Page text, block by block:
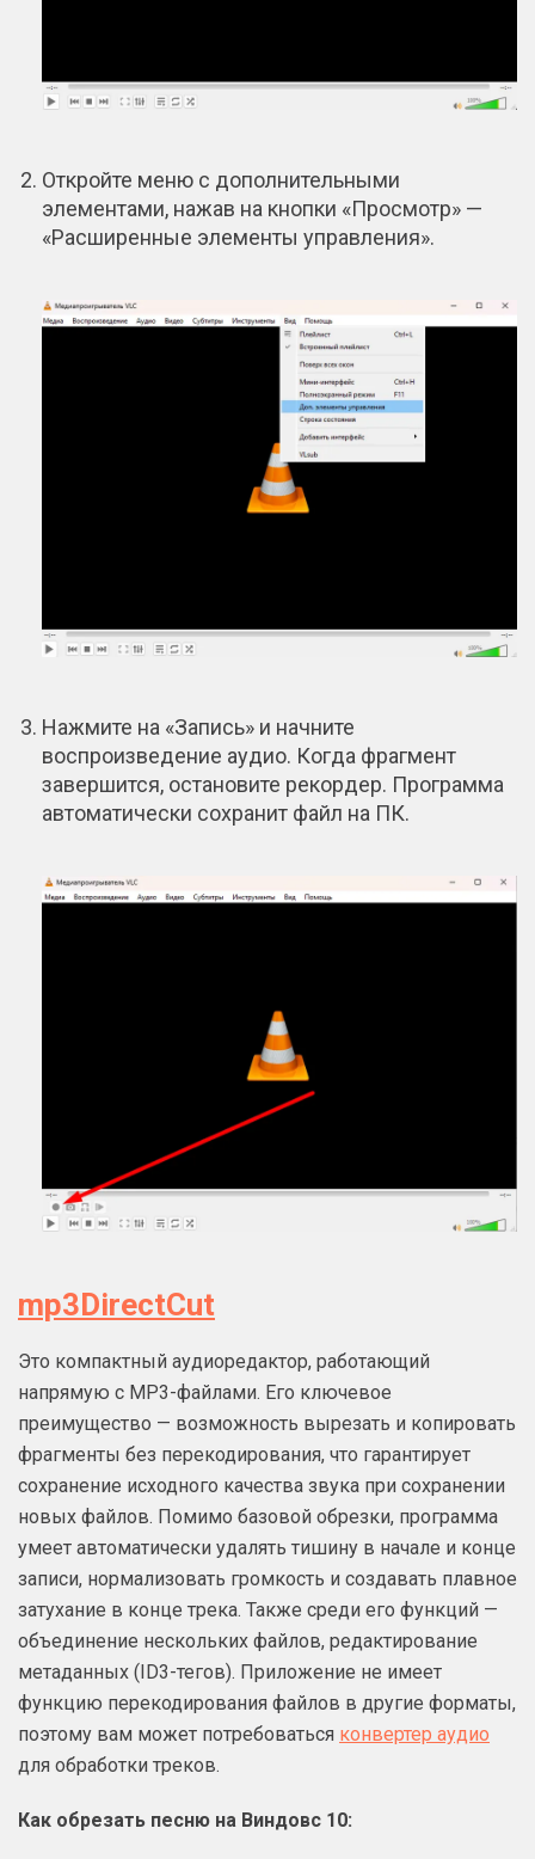
Откройте меню с дополнительными
элементами, нажав на кнопки «Просмотр» —
«Расширенные элементы управления».
Нажмите на «Запись» и начните
воспроизведение аудио. Когда фрагмент
завершится, остановите рекордер. Программа
автоматически сохранит файл на ПК.
mp3DirectCut
Это компактный аудиоредактор, работающий
напрямую с MP3-файлами. Его ключевое
преимущество — возможность вырезать и копировать
фрагменты без перекодирования, что гарантирует
сохранение исходного качества звука при сохранении
новых файлов. Помимо базовой обрезки, программа
умеет автоматически удалять тишину в начале и конце
записи, нормализовать громкость и создавать плавное
затухание в конце трека. Также среди его функций —
объединение нескольких файлов, редактирование
метаданных (ID3-тегов). Приложение не имеет
функцию перекодирования файлов в другие форматы,
поэтому вам может потребоваться конвертер аудио
для обработки треков.
Как обрезать песню на Виндовс 10: